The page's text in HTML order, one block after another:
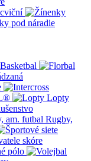
pod náradie
Basketbal
Lopty
Rugby,
pólo